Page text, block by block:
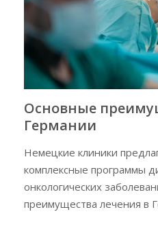
Основные
Германии
Немецкие клиники
комплексные программы
онкологических
преимущества лечения в